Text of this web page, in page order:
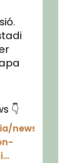
👇
news/2026-